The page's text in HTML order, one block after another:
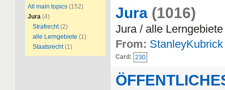
All main topics (152)
Jura (4)
Strafrecht (2)
alle Lerngebiete (1)
Staatsrecht (1)
Jura (1016)
Jura / alle Lerngebiete
From: StanleyKubrick
Card: 230